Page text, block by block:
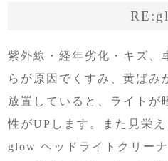
紫外線・経年劣化・キズ、
らが原因でくすみ、黄ばみ
放置していると、ライトが
性がUPします。また見栄
glow ヘッドライトクリー